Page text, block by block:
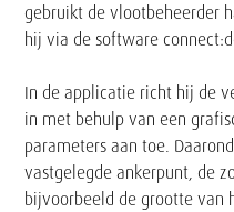
gebruikt de vlootbeheerder
hij via de software
In de applicatie richt hij de
in met behulp van een
parameters aan toe.
vastgelegde ankerpunt, de
bijvoorbeeld de grootte van